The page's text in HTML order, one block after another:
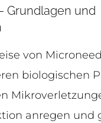
Grundlagen und
von
biologischen
anregen und